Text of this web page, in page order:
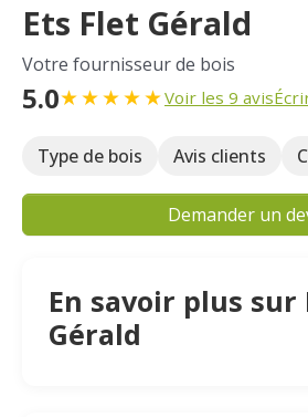
Ets Flet Gérald
Votre fournisseur de bois
5.0★★★★★Voir les 9 avis
Type de bois Avis clients
Demander un
En savoir plus sur
Gérald